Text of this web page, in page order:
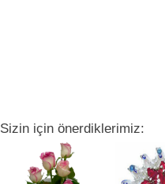
Sizin için önerdiklerimiz: